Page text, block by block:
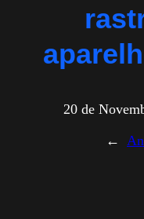
20 de
←